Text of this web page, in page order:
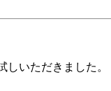
しいただきました。